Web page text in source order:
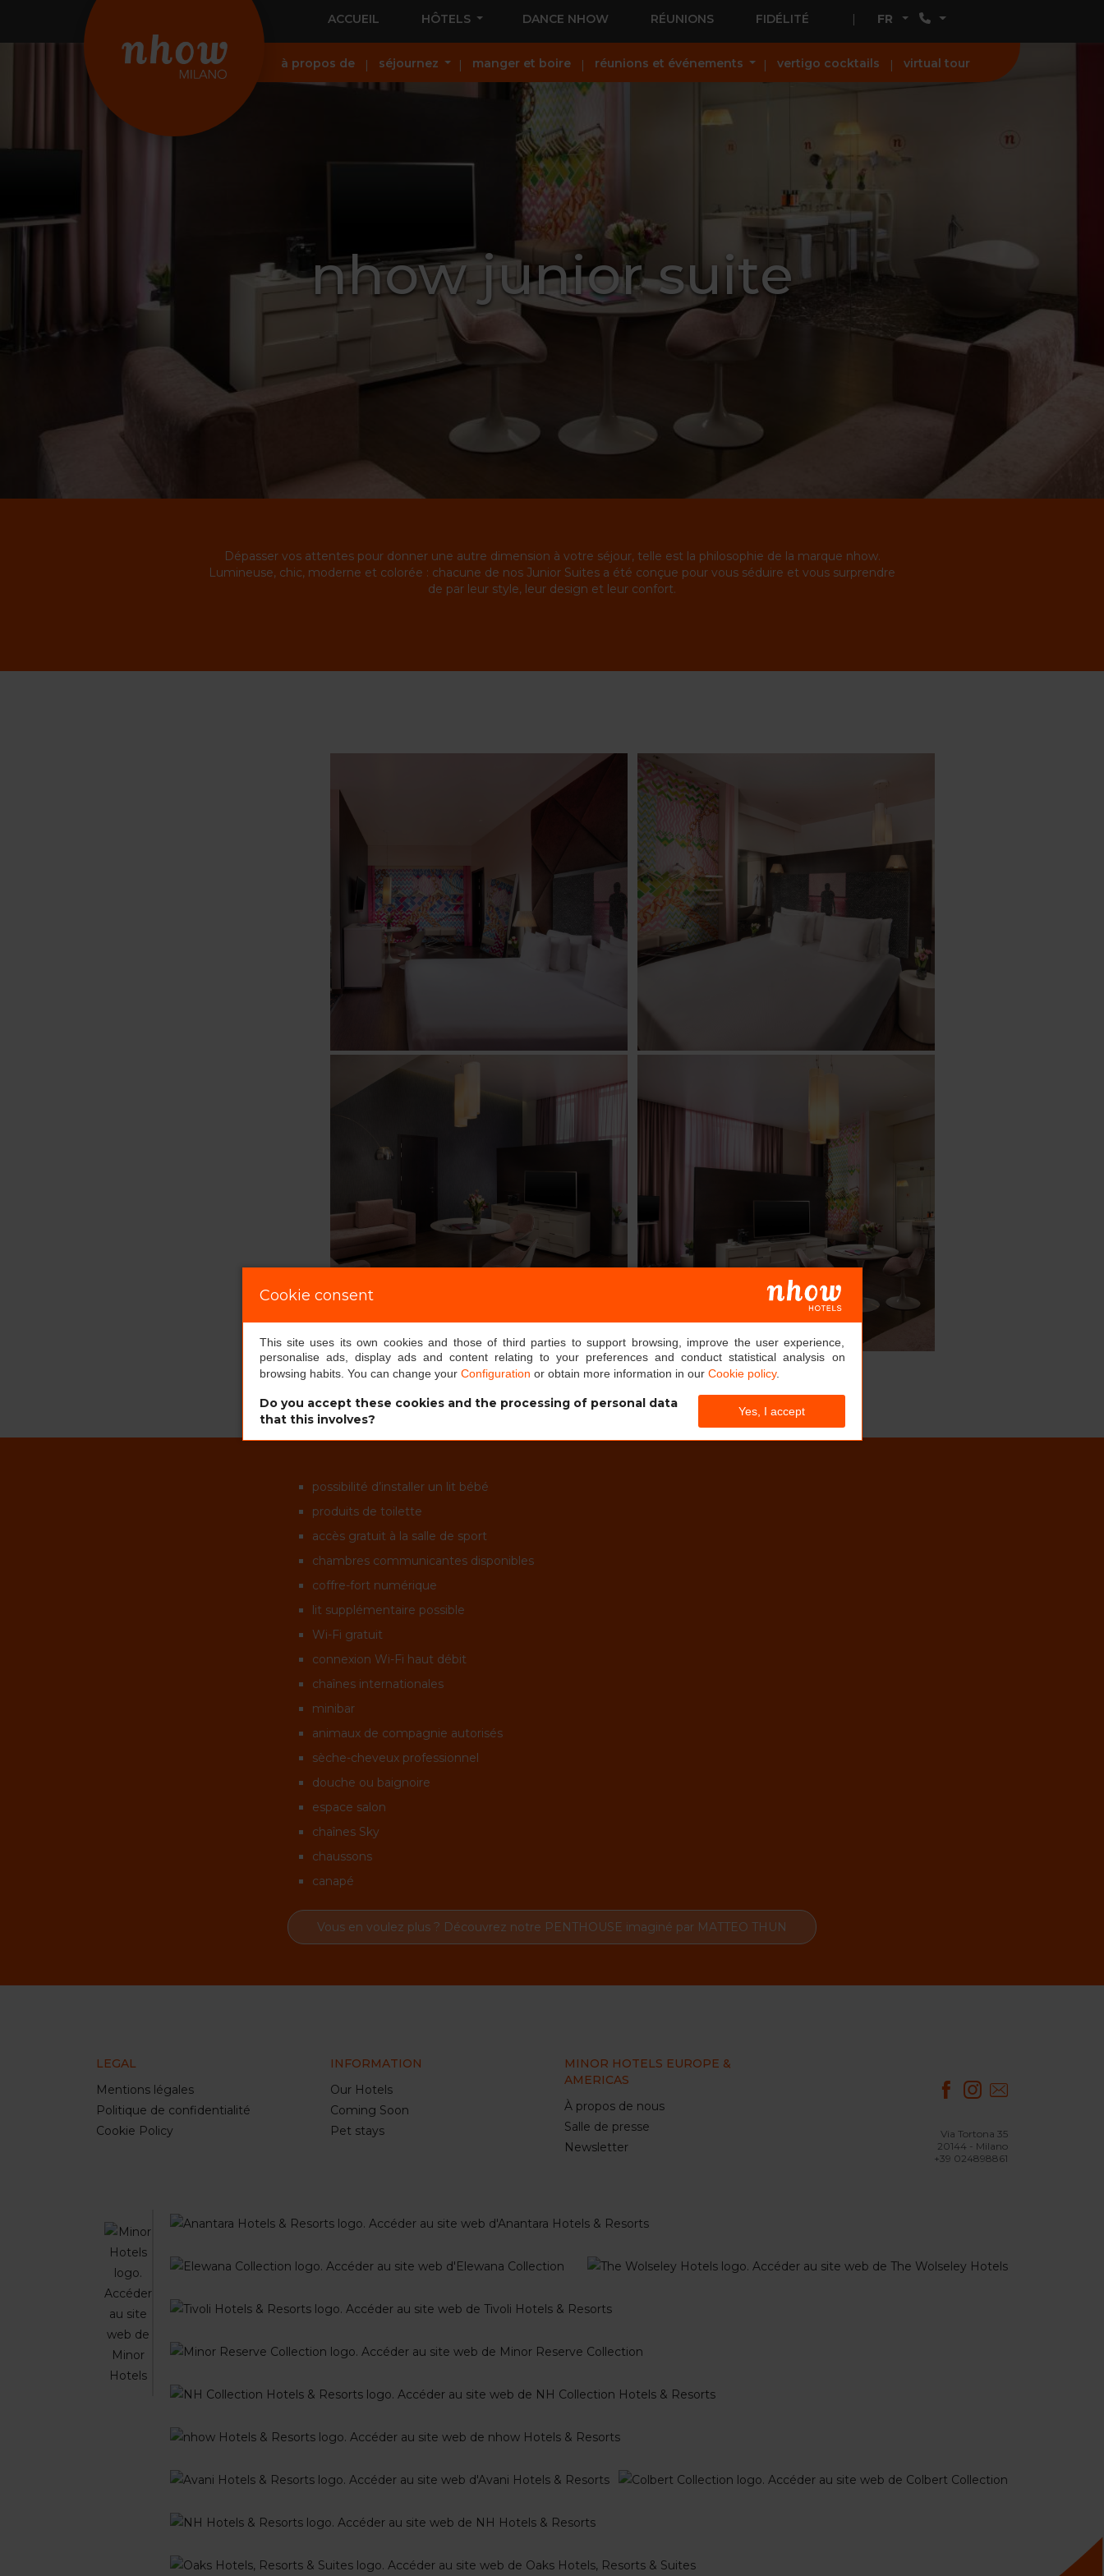
ACCUEIL HÔTELS DANCE NHOW RÉUNIONS FIDÉLITÉ FR
à propos de séjournez manger et boire réunions et événements vertigo cocktails virtual tour
nhow junior suite
Dépasser vos attentes pour donner une autre dimension à votre séjour, telle est la philosophie de la marque nhow.
Lumineuse, chic, moderne et colorée : chacune de nos Junior Suites a été conçue pour vous séduire et vous surprendre
de par leur style, leur design et leur confort.
possibilité d’installer un lit bébé
produits de toilette
accès gratuit à la salle de sport
chambres communicantes disponibles
coffre-fort numérique
lit supplémentaire possible
Wi-Fi gratuit
connexion Wi-Fi haut débit
chaînes internationales
minibar
animaux de compagnie autorisés
sèche-cheveux professionnel
douche ou baignoire
espace salon
chaînes Sky
chaussons
canapé
Vous en voulez plus ? Découvrez notre PENTHOUSE imaginé par MATTEO THUN
LEGAL
Mentions légales
Politique de confidentialité
Cookie Policy
INFORMATION
Our Hotels
Coming Soon
Pet stays
MINOR HOTELS EUROPE &
AMERICAS
À propos de nous
Salle de presse
Newsletter
Via Tortona 35
20144 - Milano
+39 024898861
Cookie consent
This site uses its own cookies and those of third parties to support browsing, improve the user experience,
personalise ads, display ads and content relating to your preferences and conduct statistical analysis on
browsing habits. You can change your Configuration or obtain more information in our Cookie policy.
Do you accept these cookies and the processing of personal data
that this involves?
Yes, I accept